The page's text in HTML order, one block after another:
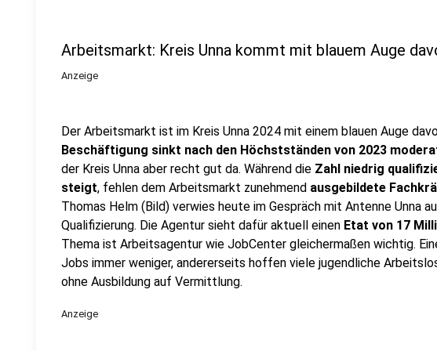
Arbeitsmarkt: Kreis Unna kommt mit blauem Auge
Anzeige
Der Arbeitsmarkt ist im Kreis Unna 2024 mit einem blauen Auge
Beschäftigung sinkt nach den Höchstständen von 2023
der Kreis Unna aber recht gut da. Während die Zahl niedrig
steigt, fehlen dem Arbeitsmarkt zunehmend ausgebildete
Thomas Helm (Bild) verwies heute im Gespräch mit Antenne Unna
Qualifizierung. Die Agentur sieht dafür aktuell einen Etat von 17
Thema ist Arbeitsagentur wie JobCenter gleichermaßen wichtig.
Jobs immer weniger, andererseits hoffen viele jugendliche
ohne Ausbildung auf Vermittlung.
Anzeige